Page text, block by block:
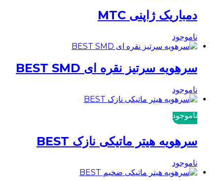
دمباریک ژاپنی MTC
ناموجود
سرهویه سرتیز نقره ای BEST SMD
ناموجود
ناموجود
سرهویه هیتر ماتیکی نازک BEST
ناموجود